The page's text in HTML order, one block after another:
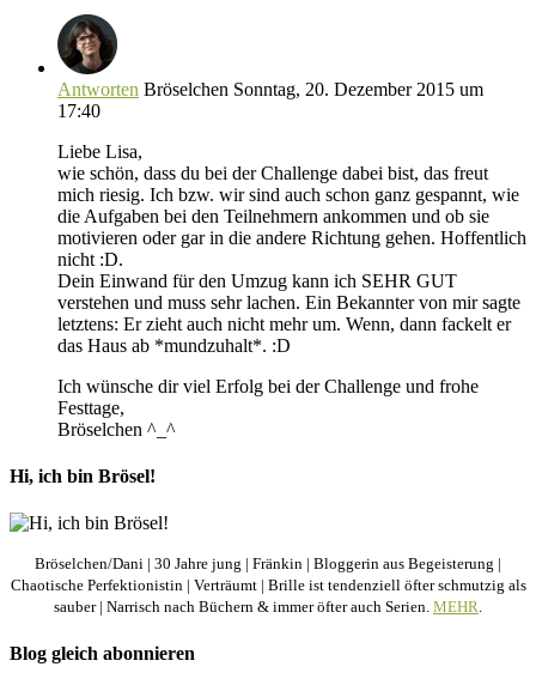
Antworten Bröselchen Sonntag, 20. Dezember 2015 um
17:40
Liebe Lisa,
wie schön, dass du bei der Challenge dabei bist, das freut
mich riesig. Ich bzw. wir sind auch schon ganz gespannt, wie
die Aufgaben bei den Teilnehmern ankommen und ob sie
motivieren oder gar in die andere Richtung gehen. Hoffentlich
nicht :D.
Dein Einwand für den Umzug kann ich SEHR GUT
verstehen und muss sehr lachen. Ein Bekannter von mir sagte
letztens: Er zieht auch nicht mehr um. Wenn, dann fackelt er
das Haus ab *mundzuhalt*. :D
Ich wünsche dir viel Erfolg bei der Challenge und frohe
Festtage,
Bröselchen ^_^
Hi, ich bin Brösel!
Bröselchen/Dani | 30 Jahre jung | Fränkin | Bloggerin aus Begeisterung |
Chaotische Perfektionistin | Verträumt | Brille ist tendenziell öfter schmutzig als
sauber | Narrisch nach Büchern & immer öfter auch Serien. MEHR.
Blog gleich abonnieren